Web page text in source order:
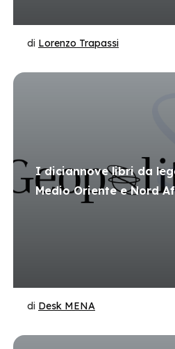
di Lorenzo Trapassi
I diciannove libri da
Medio Oriente e Nord
di Desk MENA